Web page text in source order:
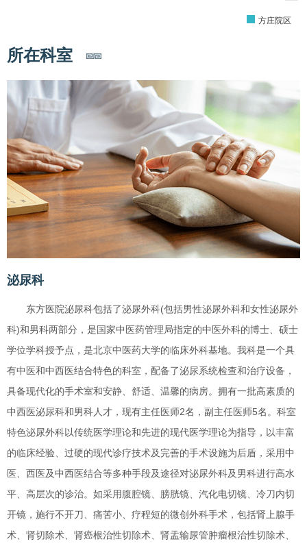
方庄院区
所在科室
泌尿科
东方医院泌尿科包括了泌尿外科(包括男性泌尿外科和女性泌尿外
科)和男科两部分，是国家中医药管理局指定的中医外科的博士、硕士
学位学科授予点，是北京中医药大学的临床外科基地。我科是一个具
有中医和中西医结合特色的科室，配备了泌尿系统检查和治疗设备，
具备现代化的手术室和安静、舒适、温馨的病房。拥有一批高素质的
中西医泌尿科和男科人才，现有主任医师2名，副主任医师5名。科室
特色泌尿外科以传统医学理论和先进的现代医学理论为指导，以丰富
的临床经验、过硬的现代诊疗技术及完善的手术设施为后盾，采用中
医、西医及中西医结合等多种手段及途径对泌尿外科及男科进行高水
平、高层次的诊治。如采用腹腔镜、膀胱镜、汽化电切镜、冷刀内切
开镜，施行不开刀、痛苦小、疗程短的微创外科手术，包括肾上腺手
术、肾切除术、肾癌根治性切除术、肾盂输尿管肿瘤根治性切除术、